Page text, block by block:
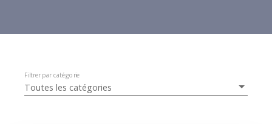
Toutes les catégories
Filtrer par catégorie